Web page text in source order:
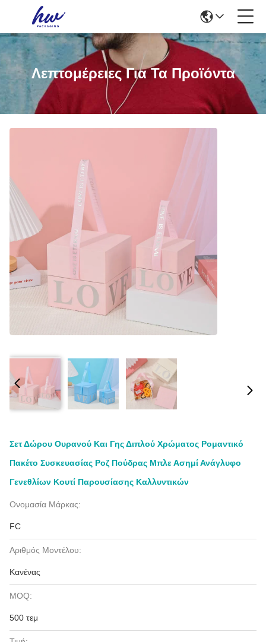
Λεπτομέρειες Για Τα Προϊόντα
Σετ Δώρου Ουρανού Και Γης Διπλού Χρώματος Ρομαντικό
Πακέτο Συσκευασίας Ροζ Πούδρας Μπλε Ασημί Ανάγλυφο
Γενεθλίων Κουτί Παρουσίασης Καλλυντικών
Ονομασία Μάρκας:
FC
Αριθμός Μοντέλου:
Κανένας
MOQ:
500 τεμ